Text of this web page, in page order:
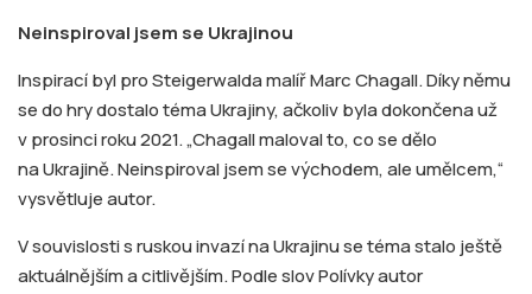
Neinspiroval jsem se Ukrajinou
Inspirací byl pro Steigerwalda malíř Marc Chagall. Díky němu
se do hry dostalo téma Ukrajiny, ačkoliv byla dokončena už
v prosinci roku 2021. „Chagall maloval to, co se dělo
na Ukrajině. Neinspiroval jsem se východem, ale umělcem,“
vysvětluje autor.
V souvislosti s ruskou invazí na Ukrajinu se téma stalo ještě
aktuálnějším a citlivějším. Podle slov Polívky autor